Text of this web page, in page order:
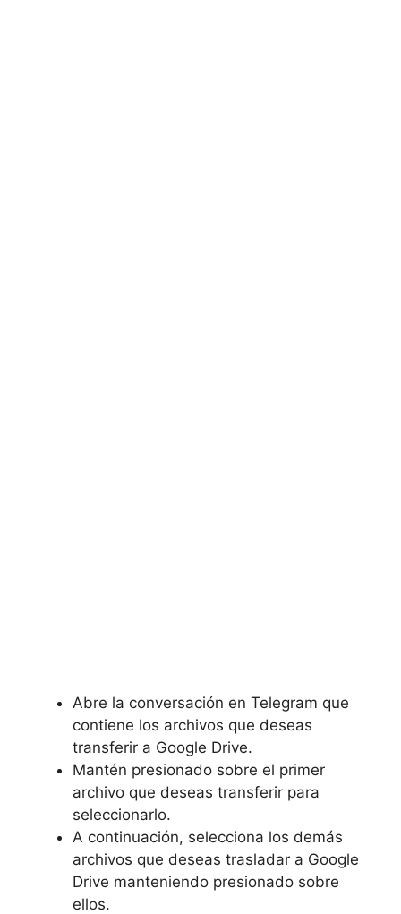
Abre la conversación en Telegram que
contiene los archivos que deseas
transferir a Google Drive.
Mantén presionado sobre el primer
archivo que deseas transferir para
seleccionarlo.
A continuación, selecciona los demás
archivos que deseas trasladar a Google
Drive manteniendo presionado sobre
ellos.